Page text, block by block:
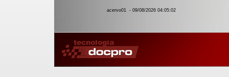
acervo01 - 09/08/2026 04:05:02